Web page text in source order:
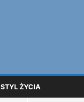
STYL ŻYCIA